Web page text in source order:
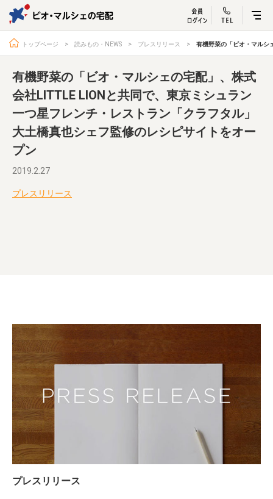
ビオ・マルシェ
宅配サービス紹介 有機野菜のお試しセッ
入
トップページ ビオ・マルシェの想い
宅配サービスについて 読みもの・NEWS
トップページ 読みもの・NEWS プレスリリース 有機野菜の「ビオ・マルシ
有機野菜の「ビオ・マルシェの宅配」、株式
会社LITTLE LIONと共同で、東京ミシュラン
一つ星フレンチ・レストラン「クラフタル」
大土橋真也シェフ監修のレシピサイトをオー
プン
2019.2.27
プレスリリース
プレスリリース